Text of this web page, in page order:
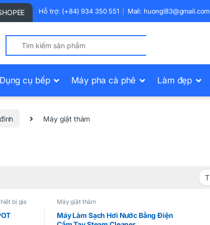
Hỗ trợ: (+84) 934 350 551 Mail: huongl83@gmail.com
Search for:
Dụng cụ bếp Máy pha cà phê Làm đẹp
Máy giặt thảm
bị gia
Máy giặt thảm
Máy Làm Sạch Hơi Nước Bằng Điện